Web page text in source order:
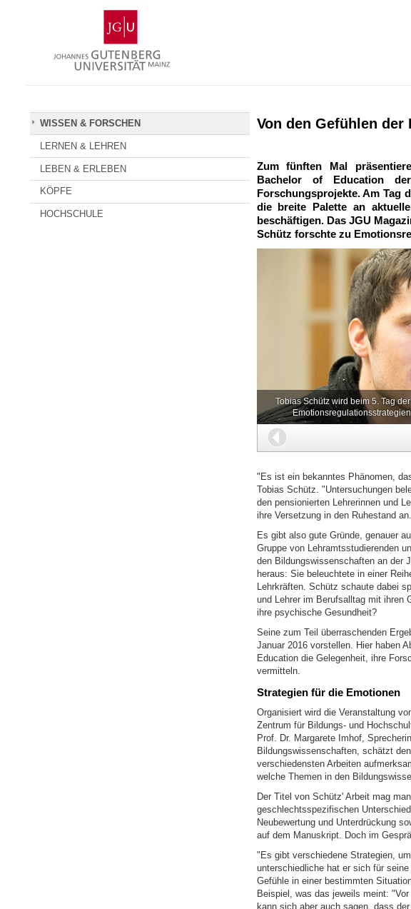
Gutenberg-
Universität
Mainz
WISSEN & FORSCHEN
LERNEN & LEHREN
LEBEN & ERLEBEN
KÖPFE
HOCHSCHULE
Von den Gefühlen der
Zum fünften Mal
Bachelor of Education
Forschungsprojekte. Am Tag
die breite Palette an
beschäftigen. Das JGU
Schütz forschte zu
Tobias Schütz wird beim 5. Tag
Zurück
"Es ist ein bekanntes Phänomen,
Tobias Schütz. "Untersuchungen
den pensionierten Lehrerinnen und
ihre Versetzung in den Ruhestand
Es gibt also gute Gründe, genauer
Gruppe von Lehramtsstudierenden
den Bildungswissenschaften an der
heraus: Sie beleuchtete in einer
Lehrkräften. Schütz schaute dabei
und Lehrer im Berufsalltag mit ihren
ihre psychische Gesundheit?
Seine zum Teil überraschenden
Januar 2016 vorstellen. Hier haben
Education die Gelegenheit, ihre
vermitteln.
Strategien für die Emotionen
Organisiert wird die Veranstaltung
Zentrum für Bildungs- und
Prof. Dr. Margarete Imhof,
Bildungswissenschaften, schätzt
verschiedensten Arbeiten
welche Themen in den
Der Titel von Schütz' Arbeit mag
geschlechtsspezifischen
Neubewertung und Unterdrückung
auf dem Manuskript. Doch im
"Es gibt verschiedene Strategien,
unterschiedliche hat er sich für
Gefühle in einer bestimmten
Beispiel, was das jeweils meint:
kann sich aber auch sagen, dass